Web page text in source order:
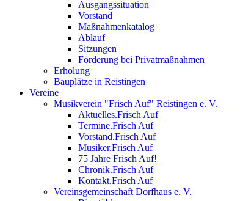
Ausgangssituation
Vorstand
Maßnahmenkatalog
Ablauf
Sitzungen
Förderung bei Privatmaßnahmen
Erholung
Bauplätze in Reistingen
Vereine
Musikverein "Frisch Auf" Reistingen e. V.
Aktuelles.Frisch Auf
Termine.Frisch Auf
Vorstand.Frisch Auf
Musiker.Frisch Auf
75 Jahre Frisch Auf!
Chronik.Frisch Auf
Kontakt.Frisch Auf
Vereinsgemeinschaft Dorfhaus e. V.